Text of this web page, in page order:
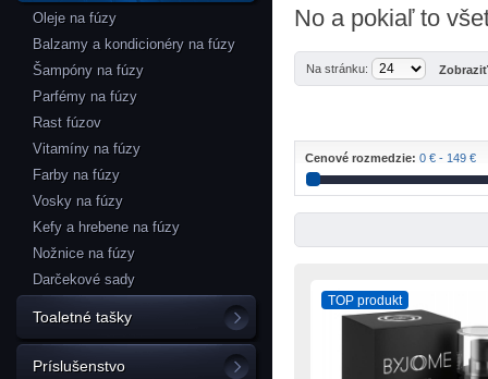
Oleje na fúzy
Balzamy a kondicionéry na fúzy
Šampóny na fúzy
Parfémy na fúzy
Rast fúzov
Vitamíny na fúzy
Farby na fúzy
Vosky na fúzy
Kefy a hrebene na fúzy
Nožnice na fúzy
Darčekové sady
Toaletné tašky
Príslušenstvo
No a pokiaľ to
Na stránku:
Cenové rozmedzie: 0 € - 149 €
TOP produkt